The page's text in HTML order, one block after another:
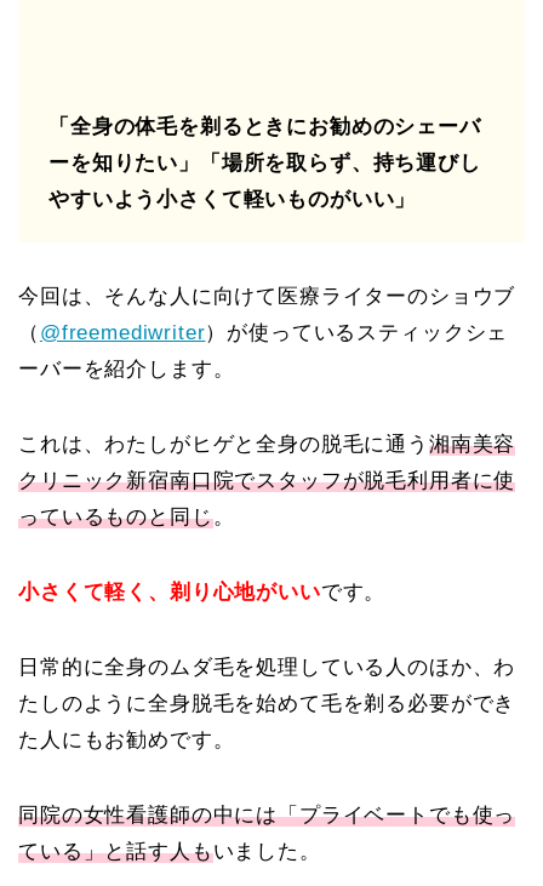
「全身の体毛を剃るときにお勧めのシェーバ
ーを知りたい」「場所を取らず、持ち運びし
やすいよう小さくて軽いものがいい」
今回は、そんな人に向けて医療ライターのショウブ
（ @freemediwriter）が使っているスティックシェ
ーバーを紹介します。
これは、わたしがヒゲと全身の脱毛に通う 湘南美容
クリニック新宿南口院でスタッフが脱毛利用者に使
っているものと同じ。
小さくて軽く、剃り心地がいいです。
日常的に全身のムダ毛を処理している人のほか、わ
たしのように全身脱毛を始めて毛を剃る必要ができ
た人にもお勧めです。
同院の女性看護師の中には「プライベートでも使っ
ている」と話す人もいました。